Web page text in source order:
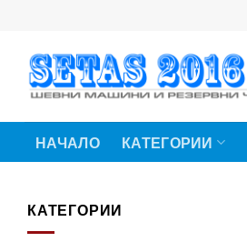
content
НАЧАЛО КАТЕГОРИИ
КАТЕГОРИИ